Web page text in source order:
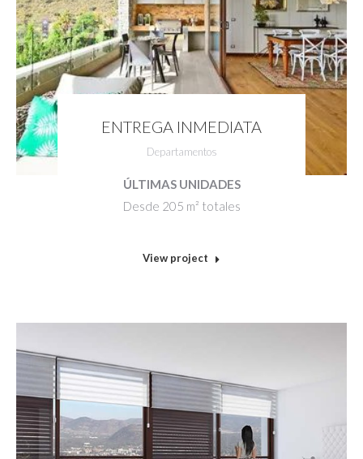
ENTREGA INMEDIATA
Departamentos
ÚLTIMAS UNIDADES
Desde 205 m² totales
View project